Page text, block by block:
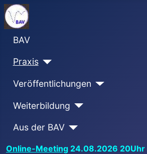
BAV
Praxis
Veröffentlichungen
Weiterbildung
Aus der BAV
Online-Meeting 24.08.2026 20Uhr